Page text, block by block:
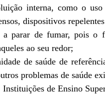
interna, como o
dispositivos
parar de fumar, pois o
ao seu redor;
de saúde de
problemas de saúde
de Ensino